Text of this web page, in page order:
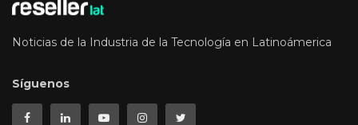
Noticias de la Industria de la Tecnología en Latinoámerica
Síguenos